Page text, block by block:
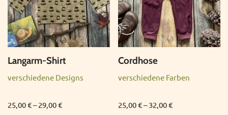
Langarm-Shirt
verschiedene Designs
25,00€–29,00€
Cordhose
verschiedene Farben
25,00€–32,00€